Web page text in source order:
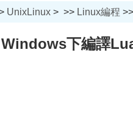
UnixLinux > >> Linux編程 >>
Windows下編譯